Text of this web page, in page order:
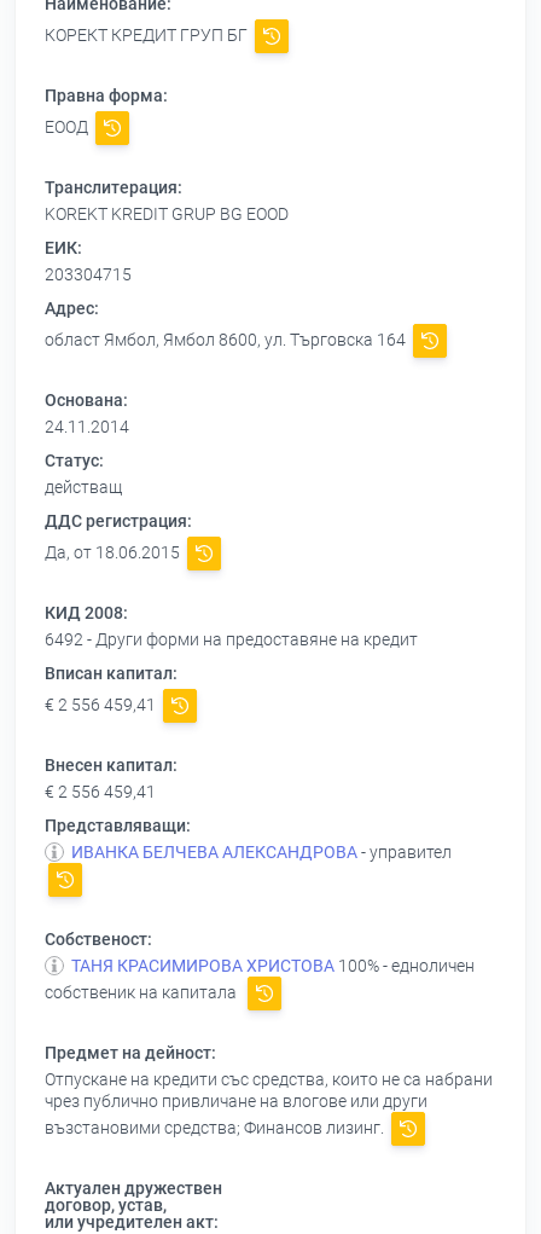
Наименование:
КОРЕКТ КРЕДИТ ГРУП БГ
Правна форма:
ЕООД
Транслитерация:
KOREKT KREDIT GRUP BG EOOD
ЕИК:
203304715
Адрес:
област Ямбол, Ямбол 8600, ул. Търговска 164
Основана:
24.11.2014
Статус:
действащ
ДДС регистрация:
Да, от 18.06.2015
КИД 2008:
6492 - Други форми на предоставяне на кредит
Вписан капитал:
€ 2 556 459,41
Внесен капитал:
€ 2 556 459,41
Представляващи:
ИВАНКА БЕЛЧЕВА АЛЕКСАНДРОВА- управител
Собственост:
ТАНЯ КРАСИМИРОВА ХРИСТОВА 100% - едноличен
собственик на капитала
Предмет на дейност:
Отпускане на кредити със средства, които не са набрани
чрез публично привличане на влогове или други
възстановими средства; Финансов лизинг.
Актуален дружествен
договор, устав,
или учредителен акт: